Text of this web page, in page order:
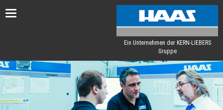
Toggle
Ein Unternehmen der KERN-LIEBERS
Gruppe